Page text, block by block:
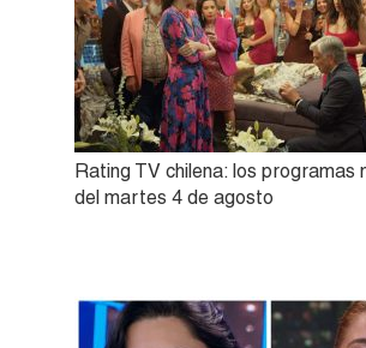
Rating TV chilena: los programas
del martes 4 de agosto